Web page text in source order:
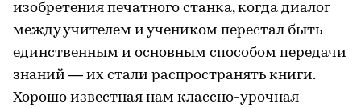
изобретения печатного станка, когда диалог
между учителем и учеником перестал быть
единственным и основным способом передачи
знаний — их стали распространять книги.
Хорошо известная нам классно-урочная